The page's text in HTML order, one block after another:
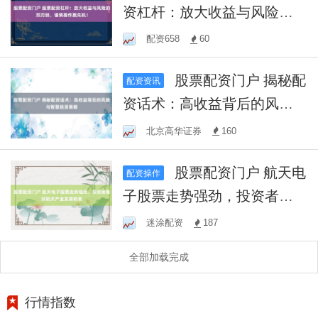
资杠杆：放大收益与风险的
双刃剑，谨慎操作赢先机！
配资658 60
配资资讯
资话术：高收益背后的风险
与智慧投资策略
北京高华证券 160
配资操作
子股票走势强劲，投资者看
好航天产业发展前景
迷涂配资 187
全部加载完成
行情指数